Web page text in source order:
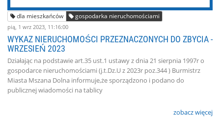
dla mieszkańców gospodarka nieruchomościami
pią, 1 wrz 2023, 11:16:00
WYKAZ NIERUCHOMOŚCI PRZEZNACZONYCH DO ZBYCIA -
WRZESIEŃ 2023
Działając na podstawie art.35 ust.1 ustawy z dnia 21 sierpnia 1997r o
gospodarce nieruchomościami (j.t.Dz.U z 2023r poz.344 ) Burmistrz
Miasta Mszana Dolna informuje,że sporządzono i podano do
publicznej wiadomości na tablicy
zobacz więcej